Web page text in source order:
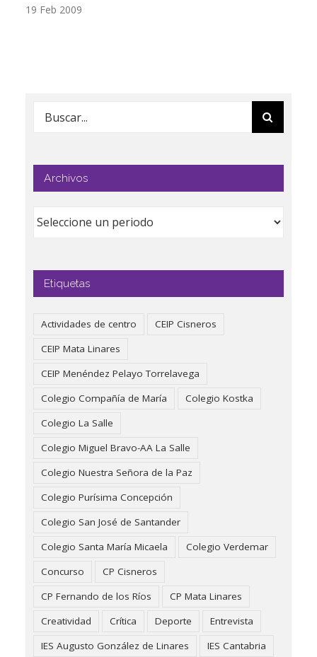
19 Feb 2009
Buscar:
Archivos
Etiquetas
Actividades de centro
CEIP Cisneros
CEIP Mata Linares
CEIP Menéndez Pelayo Torrelavega
Colegio Compañía de María
Colegio Kostka
Colegio La Salle
Colegio Miguel Bravo-AA La Salle
Colegio Nuestra Señora de la Paz
Colegio Purísima Concepción
Colegio San José de Santander
Colegio Santa María Micaela
Colegio Verdemar
Concurso
CP Cisneros
CP Fernando de los Ríos
CP Mata Linares
Creatividad
Crítica Deporte
Entrevista
IES Augusto González de Linares
IES Cantabria